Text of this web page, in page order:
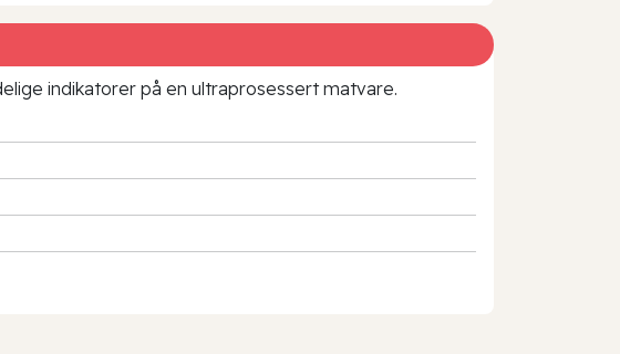
indikatorer på en ultraprosessert matvare.